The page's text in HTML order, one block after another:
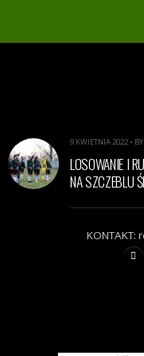
9 KWIETNIA 2022 •
LOSOWANIE I
NA SZCZEBLU
KONTAKT: